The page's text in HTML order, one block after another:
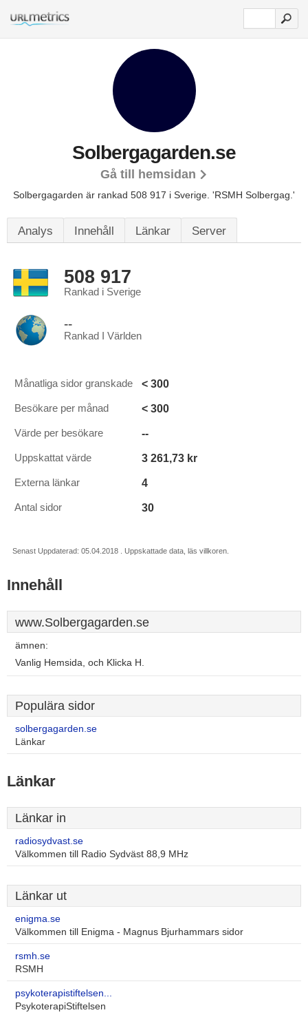
Solbergagarden.se
Gå till hemsidan
Solbergagarden är rankad 508 917 i Sverige. 'RSMH Solbergag.'
Analys Innehåll Länkar Server
508 917
Rankad i Sverige
--
Rankad I Världen
Månatliga sidor granskade < 300
Besökare per månad < 300
Värde per besökare --
Uppskattat värde 3 261,73 kr
Externa länkar 4
Antal sidor 30
Senast Uppdaterad: 05.04.2018 . Uppskattade data, läs villkoren.
Innehåll
www.Solbergagarden.se
ämnen:
Vanlig Hemsida, och Klicka H.
Populära sidor
solbergagarden.se
Länkar
Länkar
Länkar in
radiosydvast.se
Välkommen till Radio Sydväst 88,9 MHz
Länkar ut
enigma.se
Välkommen till Enigma - Magnus Bjurhammars sidor
rsmh.se
RSMH
psykoterapistiftelsen...
PsykoterapiStiftelsen